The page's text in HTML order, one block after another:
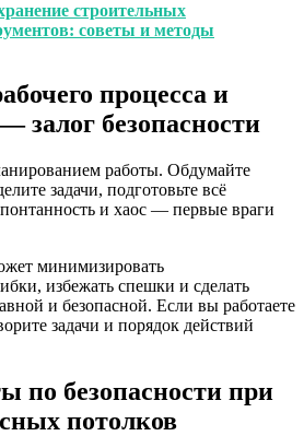
строительных
советы и методы
процесса и
залог безопасности
работы. Обдумайте
задачи, подготовьте всё
и хаос — первые враги
минимизировать
избежать спешки и сделать
и безопасной. Если вы работаете
задачи и порядок действий
по безопасности при
потолков